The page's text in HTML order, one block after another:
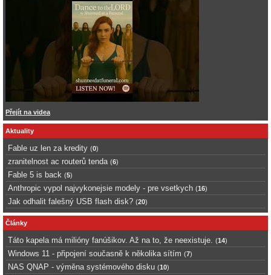
Přejít na videa
Aktuality
Fable uz len za kredity (0)
zranitelnost ac routerů tenda (6)
Fable 5 is back (5)
Anthropic vypol najvykonejsie modely - pre vsetkych (16)
Jak odhalit falešný USB flash disk? (20)
Články
Táto kapela má milióny fanúšikov. Až na to, že neexistuje. (14)
Windows 11 - připojení současně k několika sítím (7)
NAS QNAP - výměna systémového disku (10)